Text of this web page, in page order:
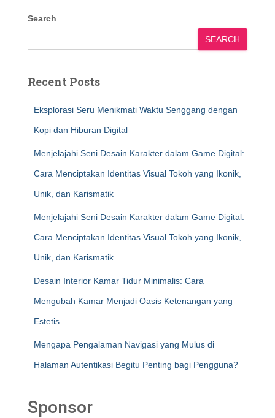
Search
SEARCH
Recent Posts
Eksplorasi Seru Menikmati Waktu Senggang dengan
Kopi dan Hiburan Digital
Menjelajahi Seni Desain Karakter dalam Game Digital:
Cara Menciptakan Identitas Visual Tokoh yang Ikonik,
Unik, dan Karismatik
Menjelajahi Seni Desain Karakter dalam Game Digital:
Cara Menciptakan Identitas Visual Tokoh yang Ikonik,
Unik, dan Karismatik
Desain Interior Kamar Tidur Minimalis: Cara
Mengubah Kamar Menjadi Oasis Ketenangan yang
Estetis
Mengapa Pengalaman Navigasi yang Mulus di
Halaman Autentikasi Begitu Penting bagi Pengguna?
Sponsor